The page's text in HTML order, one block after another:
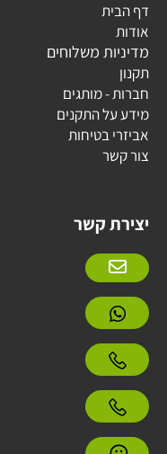
דף הבית
אודות
מדיניות משלוחים
תקנון
חברות - מותגים
מידע על התקנים
אביזרי בטיחות
צור קשר
יצירת קשר